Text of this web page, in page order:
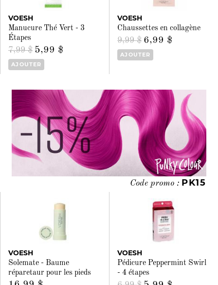
VOESH
Manucure Thé Vert - 3
Étapes
7,99 $ 5,99 $
AJOUTER
VOESH
Chaussettes en collagène
9,99 $ 6,99 $
AJOUTER
VOESH
Solemate - Baume
réparetaur pour les pieds
VOESH
Pédicure Peppermint Swirl
- 4 étapes
Code promo : PK15